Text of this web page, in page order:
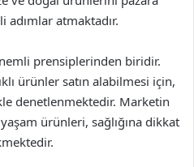
atmaktadır.
prensiplerinden biridir.
ürünler satın alabilmesi için,
denetlenmektedir. Marketin
ürünleri, sağlığına dikkat